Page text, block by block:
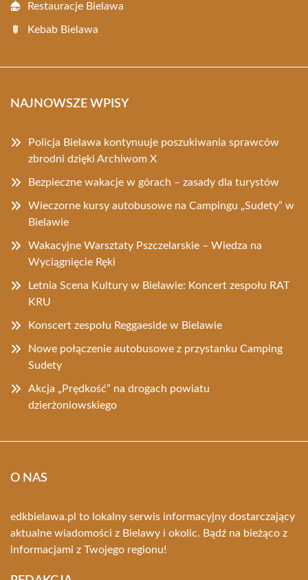
Restauracje Bielawa
Kebab Bielawa
NAJNOWSZE WPISY
Policja Bielawa kontynuuje poszukiwania sprawców
zbrodni dzięki Archiwom X
Bezpieczne wakacje w górach – zasady dla turystów
Wieczorne kursy autobusowe na Campingu „Sudety” w
Bielawie
Wakacyjne Warsztaty Pszczelarskie – Wiedza na
Wyciągnięcie Ręki
Letnia Scena Kultury w Bielawie: Koncert zespołu RAT
KRU
Konscert zespołu Reggaeside w Bielawie
Nowe połączenie autobusowe z przystanku Camping
Sudety
Akcja „Prędkość” na drogach powiatu
dzierżoniowskiego
O NAS
edkbielawa.pl to lokalny serwis informacyjny dostarczający
aktualne wiadomości z Bielawy i okolic. Bądź na bieżąco z
informacjami z Twojego regionu!